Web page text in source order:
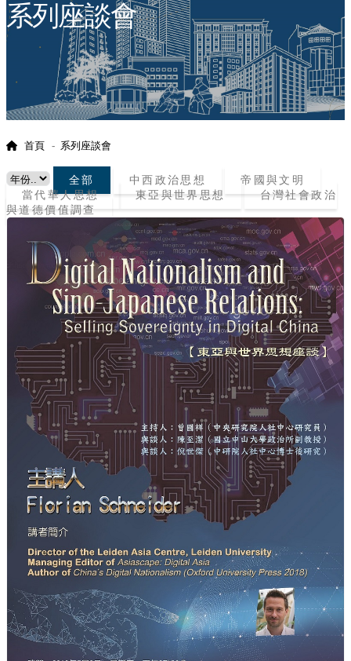
系列座談會
首頁 系列座談會
選擇年份/choose year
全部 中西政治思想
帝國與文明
當代華人思想
東亞與世界思想
台灣社會政治
與道德價值調查